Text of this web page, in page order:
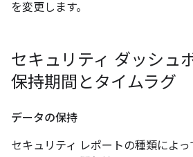
を変更します。
セキュリティ ダッシュ
保持期間とタイムラグ
データの保持
セキュリティ レポートの種類によ